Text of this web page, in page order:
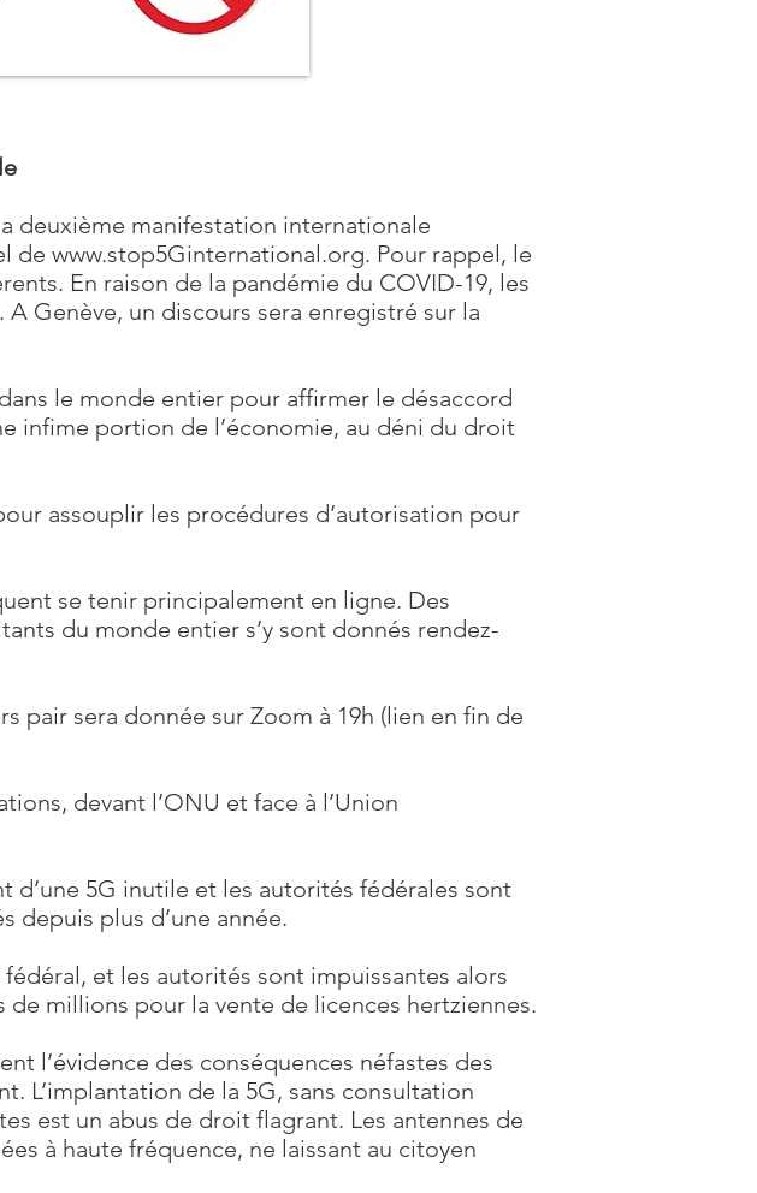
deuxième manifestation internationale
de www.stop5Ginternational.org. Pour rappel, le
En raison de la pandémie du COVID-19, les
Genève, un discours sera enregistré sur la
le monde entier pour affirmer le désaccord
infime portion de l’économie, au déni du droit
assouplir les procédures d’autorisation pour
se tenir principalement en ligne. Des
du monde entier s’y sont donnés rendez-
pair sera donnée sur Zoom à 19h (lien en fin de
devant l’ONU et face à l’Union
d’une 5G inutile et les autorités fédérales sont
depuis plus d’une année.
et les autorités sont impuissantes alors
de millions pour la vente de licences hertziennes.
l’évidence des conséquences néfastes des
L’implantation de la 5G, sans consultation
est un abus de droit flagrant. Les antennes de
à haute fréquence, ne laissant au citoyen